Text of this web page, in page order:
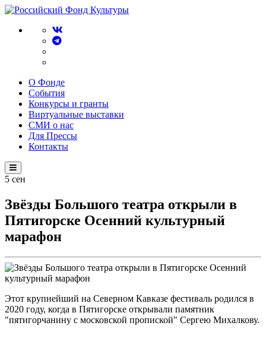
О Фонде
События
Конкурсы и гранты
Виртуальные выставки
СМИ о нас
Для Прессы
Контакты
5 сен
Звёзды Большого театра открыли в
Пятигорске Осенний культурный
марафон
Этот крупнейший на Северном Кавказе фестиваль родился в
2020 году, когда в Пятигорске открывали памятник
"пятигорчанину с московской пропиской" Сергею Михалкову.